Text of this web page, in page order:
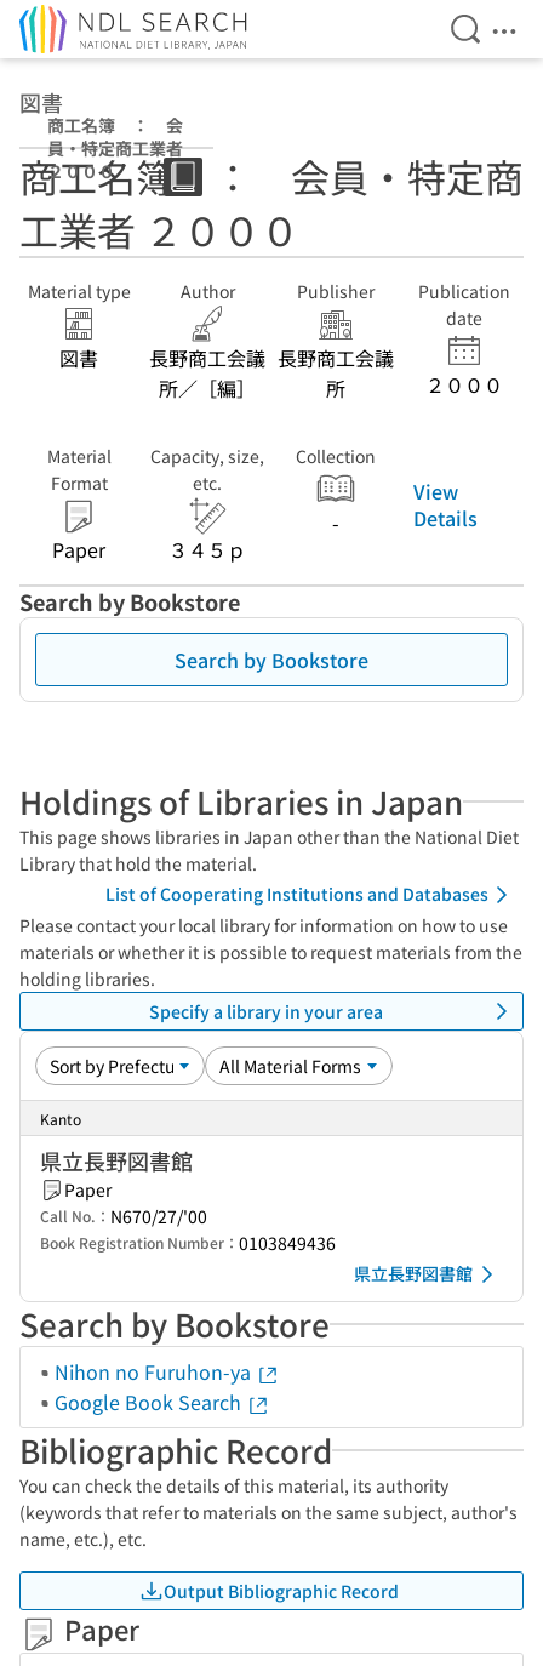
Open
図書
商工名簿 ： 会
員・特定商工業者
２０００
商工名簿 ： 会員・特定商
工業者 ２０００
Material type
図書
Author
長野商工会議
所／［編］
Publisher
長野商工会議
所
Publication
date
２０００
Material
Format
Paper
Capacity, size,
etc.
３４５ｐ
Collection
-
View
Details
Search by Bookstore
Search by Bookstore
Holdings of Libraries in Japan
This page shows libraries in Japan other than the National Diet
Library that hold the material.
List of Cooperating Institutions and Databases
Please contact your local library for information on how to use
materials or whether it is possible to request materials from the
holding libraries.
Specify a library in your area
Kanto
県立長野図書館
Paper
Call No.： N670/27/'00
Book Registration Number： 0103849436
県立長野図書館
Search by Bookstore
Nihon no Furuhon-ya
Google Book Search
Bibliographic Record
You can check the details of this material, its authority
(keywords that refer to materials on the same subject, author's
name, etc.), etc.
Output Bibliographic Record
Paper